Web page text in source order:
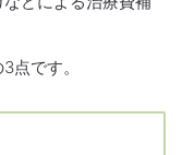
点です。